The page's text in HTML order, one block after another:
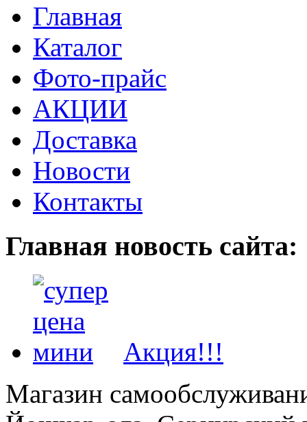
Главная
Каталог
Фото-прайс
АКЦИИ
Доставка
Новости
Контакты
Главная новость сайта:
Акция!!!
Магазин